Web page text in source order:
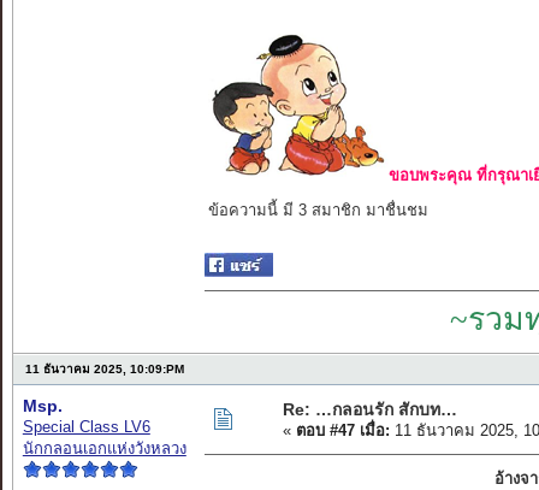
ขอบพระคุณ ที่กรุณาเ
ข้อความนี้ มี 3 สมาชิก มาชื่นชม
~รวม
11 ธันวาคม 2025, 10:09:PM
Msp.
Special Class LV6
นักกลอนเอกแห่งวังหลวง
Re: …กลอนรัก สักบท…
« ตอบ #47 เมื่อ: 11 ธันวาคม 2025,
อ้างจ